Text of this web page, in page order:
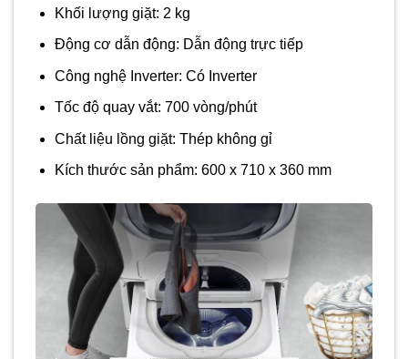
Khối lượng giặt: 2 kg
Động cơ dẫn động: Dẫn động trực tiếp
Công nghệ Inverter: Có Inverter
Tốc độ quay vắt: 700 vòng/phút
Chất liệu lồng giặt: Thép không gỉ
Kích thước sản phẩm: 600 x 710 x 360 mm